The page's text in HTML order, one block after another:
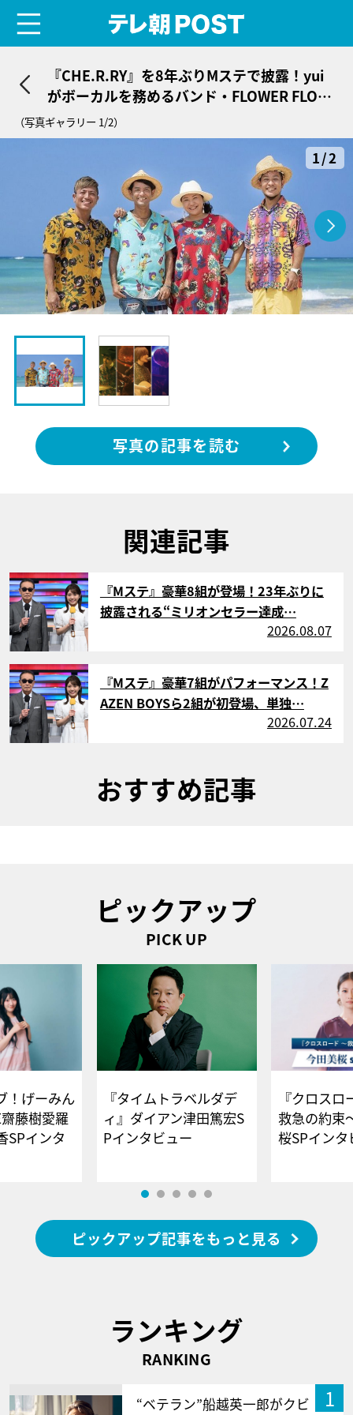
『CHE.R.RY』を8年ぶりMステで披露！yui
がボーカルを務めるバンド・FLOWER FLOW
ER出演
（写真ギャラリー 1/2）
1/2
写真の記事を読む
関連記事
サムネイル
『Mステ』豪華8組が登場！23年ぶりに
披露される“ミリオンセラー達成…
2026.08.07
サムネイル
『Mステ』豪華7組がパフォーマンス！Z
AZEN BOYSら2組が初登場、単独…
2026.07.24
おすすめ記事
ピックアップ
PICK UP
！げーみん
藤樹愛羅
SPインタ
『タイムトラベルダデ
ィ』ダイアン津田篤宏S
Pインタビュー
『クロス
救急の約束
桜SPイ
ピックアップ記事をもっと見る
ランキング
RANKING
1
“ベテラン”船越英一郎がクビ